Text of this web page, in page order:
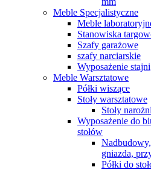
Meble Specjalistyczne
Meble
Stanowiska
Szafy garażowe
szafy narciarskie
Wyposażenie stajni
Meble Warsztatowe
Półki wiszące
Stoły warsztatowe
Stoły
Wyposażenie do
stołów
gniazda,
Półki do